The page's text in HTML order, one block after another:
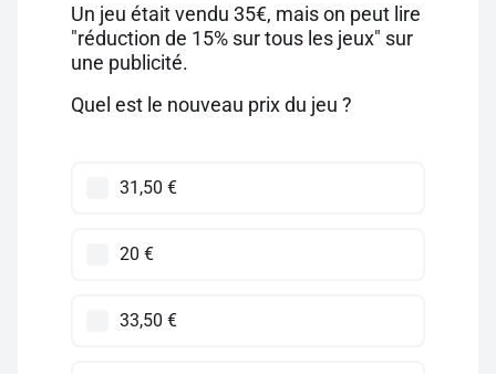
Un jeu était vendu 35€, mais on peut lire
"réduction de 15% sur tous les jeux" sur
une publicité.
Quel est le nouveau prix du jeu ?
31,50 €
20 €
33,50 €